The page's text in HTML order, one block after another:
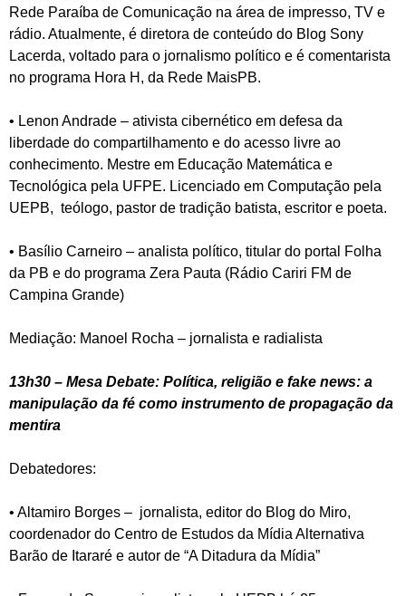
Rede Paraíba de Comunicação na área de impresso, TV e
rádio. Atualmente, é diretora de conteúdo do Blog Sony
Lacerda, voltado para o jornalismo político e é comentarista
no programa Hora H, da Rede MaisPB.
• Lenon Andrade – ativista cibernético em defesa da
liberdade do compartilhamento e do acesso livre ao
conhecimento. Mestre em Educação Matemática e
Tecnológica pela UFPE. Licenciado em Computação pela
UEPB, teólogo, pastor de tradição batista, escritor e poeta.
• Basílio Carneiro – analista político, titular do portal Folha
da PB e do programa Zera Pauta (Rádio Cariri FM de
Campina Grande)
Mediação: Manoel Rocha – jornalista e radialista
13h30 – Mesa Debate: Política, religião e fake news: a
manipulação da fé como instrumento de propagação da
mentira
Debatedores:
• Altamiro Borges – jornalista, editor do Blog do Miro,
coordenador do Centro de Estudos da Mídia Alternativa
Barão de Itararé e autor de “A Ditadura da Mídia”